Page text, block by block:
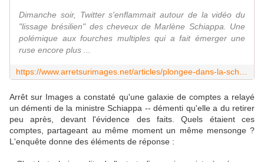
Dimanche soir, Twitter s'enflammait autour de la vidéo du
"lissage brésilien" des cheveux de Marlène Schiappa. Une
polémique aux fourches multiples qui a fait émerger une
ruse encore plus ...
Arrêt sur Images a constaté qu'une galaxie de comptes a relayé
un démenti de la ministre Schiappa -- démenti qu'elle a du retirer
peu après, devant l'évidence des faits. Quels étaient ces
comptes, partageant au même moment un même mensonge ?
L'enquête donne des éléments de réponse :